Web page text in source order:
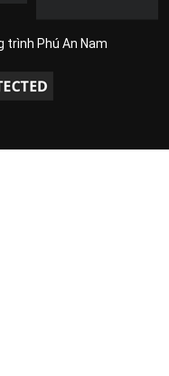
trình Phú An Nam